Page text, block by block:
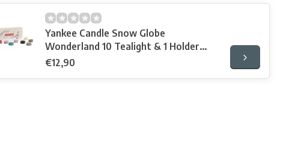
Yankee Candle Snow Globe
Wonderland 10 Tealight & 1 Holder
Giftset
€12,90